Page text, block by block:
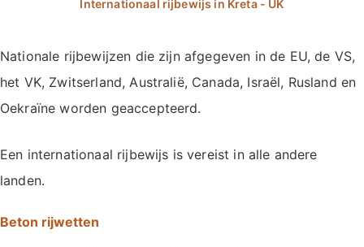
Nationale rijbewijzen die zijn afgegeven in de EU, de VS,
het VK, Zwitserland, Australië, Canada, Israël, Rusland en
Oekraïne worden geaccepteerd.
Een internationaal rijbewijs is vereist in alle andere
landen.
Beton rijwetten